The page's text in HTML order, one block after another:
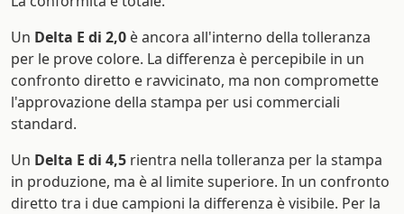
Un Delta E di 2,0 è ancora all'interno della tolleranza
per le prove colore. La differenza è percepibile in un
confronto diretto e ravvicinato, ma non compromette
l'approvazione della stampa per usi commerciali
standard.
Un Delta E di 4,5 rientra nella tolleranza per la stampa
in produzione, ma è al limite superiore. In un confronto
diretto tra i due campioni la differenza è visibile. Per la